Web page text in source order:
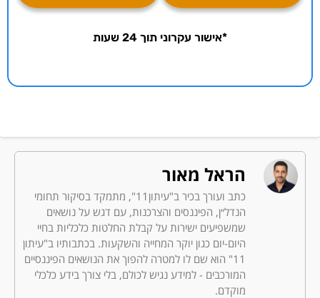
*אישור עקרוני תוך 24 שעות
הראל מאור
כתב ועורך בכיר ב"עיתון11", מתמקד בסיקור תחומי
הנדל״ן, הפיננסים והצרכנות, עם דגש על נושאים
שמשפיעים ישירות על קבלת החלטות כלכליות בחיי
היום-יום כגון יוקר המחייה והשקעות. בכתבותיו ב"עיתון
11" הוא שם לו למטרה להפוך את הנושאים הפיננסיים
המורכבים - למידע נגיש לכולם, בלי צורך בידע כלכלי
מוקדם.